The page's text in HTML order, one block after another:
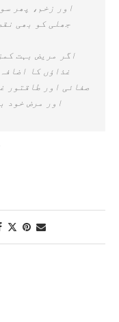
اور زخم، پھر
جھلی کو بھی
اگر مریض بہت
غذاؤں کا
صفائی اور طاقتور
اور مرض خود